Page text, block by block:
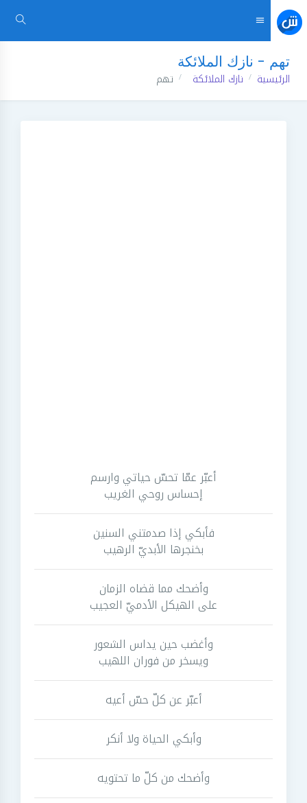
تهم - نازك الملائكة
الرئيسية نازك الملائكة تهم
أعبّر عمّا تحسّ حياتي وارسم
إحساس روحي الغريب
فأبكي إذا صدمتني السنين
بخنجرها الأبديّ الرهيب
وأضحك مما قضاه الزمان
على الهيكل الأدميّ العجيب
وأغضب حين يداس الشعور
ويسخر من فوران اللهيب
أعبّر عن كلّ حسّ أعيه
وأبكي الحياة ولا أنكر
وأضحك من كلّ ما تحتويه